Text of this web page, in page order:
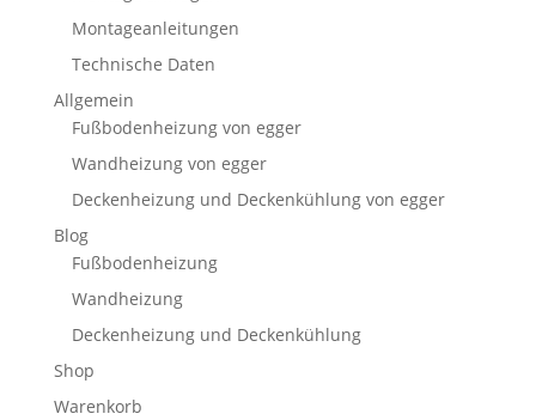
Montageanleitungen
Technische Daten
Allgemein
Fußbodenheizung von egger
Wandheizung von egger
Deckenheizung und Deckenkühlung von egger
Blog
Fußbodenheizung
Wandheizung
Deckenheizung und Deckenkühlung
Shop
Warenkorb